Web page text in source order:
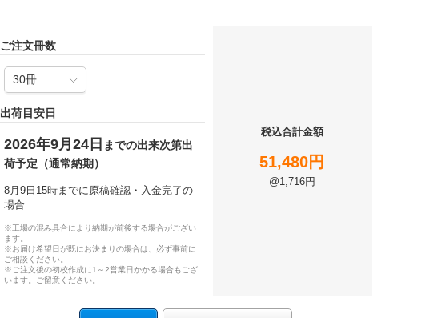
ご注文冊数
出荷目安日
2026年9月24日 までの出来次第出
荷予定（通常納期）
8月9日15時までに原稿確認・入金完了の
場合
※工場の混み具合により納期が前後する場合がござい
ます。
※お届け希望日が既にお決まりの場合は、必ず事前に
ご相談ください。
※ご注文後の初校作成に1～2営業日かかる場合もござ
います。ご留意ください。
税込合計金額
51,480円
@1,716円